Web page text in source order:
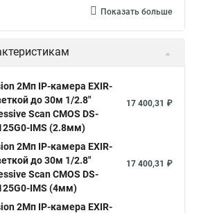
Камера Hikvision ds 2ce16d8t
hiwatch
Hikvision ip camera
Hikvision купольная
Hikvision поворотная
Показать больше
2Мп IP-камера EXIR-
до 30м 1/2.8"
Scan CMOS DS-
IMS (2.8мм)
17 400,31 ₽
2Мп IP-камера EXIR-
до 30м 1/2.8"
Scan CMOS DS-
IMS (4мм)
17 400,31 ₽
2Мп IP-камера EXIR-